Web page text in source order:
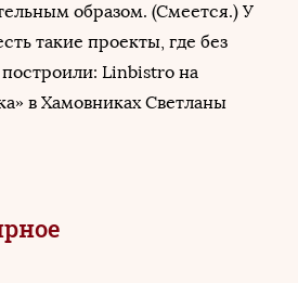
образом. (Смеется.) У
такие проекты, где без
построили: Linbistro на
в Хамовниках Светланы